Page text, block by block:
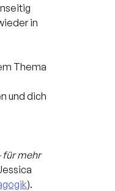
in
Thema
und dich
für mehr
).